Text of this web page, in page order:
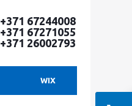
+371 67244008
+371 67271055
+371 26002793
WIX